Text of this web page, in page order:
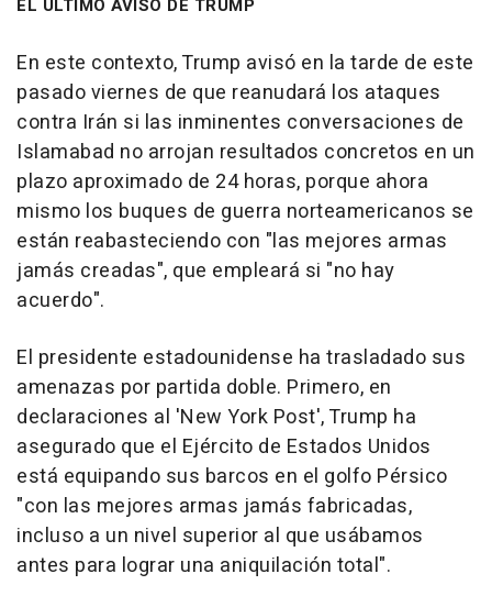
EL ÚLTIMO AVISO DE TRUMP
En este contexto, Trump avisó en la tarde de este
pasado viernes de que reanudará los ataques
contra Irán si las inminentes conversaciones de
Islamabad no arrojan resultados concretos en un
plazo aproximado de 24 horas, porque ahora
mismo los buques de guerra norteamericanos se
están reabasteciendo con "las mejores armas
jamás creadas", que empleará si "no hay
acuerdo".
El presidente estadounidense ha trasladado sus
amenazas por partida doble. Primero, en
declaraciones al 'New York Post', Trump ha
asegurado que el Ejército de Estados Unidos
está equipando sus barcos en el golfo Pérsico
"con las mejores armas jamás fabricadas,
incluso a un nivel superior al que usábamos
antes para lograr una aniquilación total".